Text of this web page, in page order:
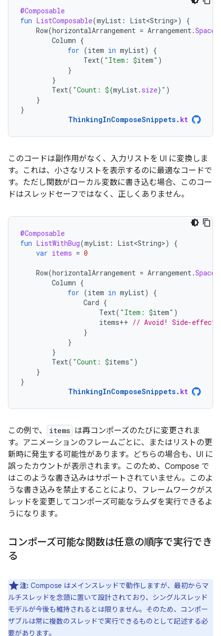
@Composable
fun ListComposable(myList : List<String>)
{
Row(horizontalArrangement = Arrangement.
Column {
for (item in myList)
{
Text( "Item: $item" )
}
}
Text( "Count: ${myList. size}" )
}
}
ThinkingInComposeSnippets. kt
このコードは副作用がなく、入力リストを UI に変換しま
す。これは、小さなリストを表示するのに最適なコードで
す。ただし関数がローカル変数に書き込む場合、このコー
ドはスレッドセーフではなく、正しくありません。
@Composable
fun ListWithBug(myList : List<String>)
{
var items = 0
Row(horizontalArrangement = Arrangement.
Column {
for (item in myList)
{
Card {
Text( "Item: $item" )
items++ // Avoid! Side-effect
}
}
}
Text( "Count: $items" )
}
}
ThinkingInComposeSnippets. kt
この例で、 items は再コンポーズのたびに変更されま
す。アニメーションのフレームごとに、またはリストの更
新時に発生する可能性があります。どちらの場合も、UI に
誤ったカウントが表示されます。このため、Compose で
はこのような書き込みはサポートされていません。このよ
うな書き込みを禁止することにより、フレームワークがス
レッドを変更してコンポーズ可能なラムダを実行できるよ
うになります。
コンポーズ可能な関数は任意の順序で実行でき
る
注: Compose はメインスレッドで動作しますが、最初からマ
ルチスレッドを念頭に置いて設計されており、シングルスレッド
モデルが今後も維持されるとは限りません。そのため、コンポー
ザブルは常に複数のスレッドで実行できるものとして記述する必
要があります。